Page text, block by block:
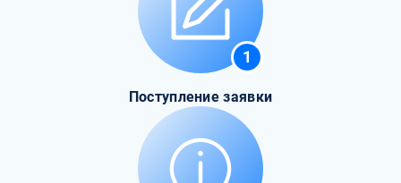
1
Поступление заявки